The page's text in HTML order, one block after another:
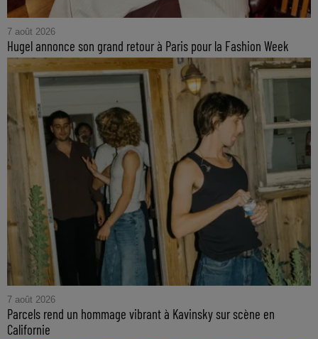
7 août 2026
Hugel annonce son grand retour à Paris pour la Fashion Week
7 août 2026
Parcels rend un hommage vibrant à Kavinsky sur scène en
Californie